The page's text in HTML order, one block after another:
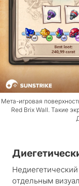
Мета-игровая
Red Brix Wall. Такие
отдельным